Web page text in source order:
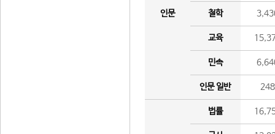
인문 철학
교육
민속
인문 일반 248
법률